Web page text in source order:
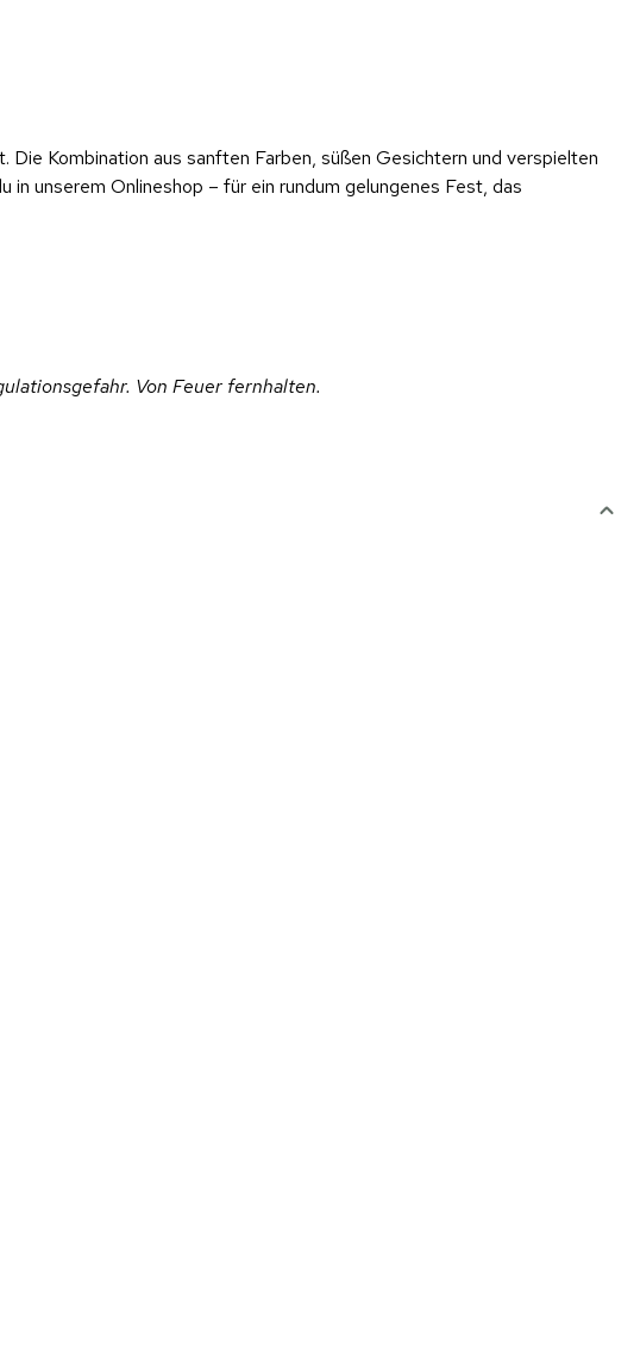
Kombination aus sanften Farben, süßen Gesichtern und verspielten
unserem Onlineshop – für ein rundum gelungenes Fest, das
Von Feuer fernhalten.